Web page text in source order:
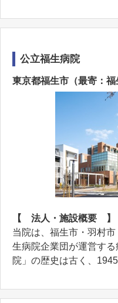
公立福生病院
東京都福生市（最寄：
【 法人・施設概要 】
当院は、福生市・羽村
生病院企業団が運営す
院」の歴史は古く、